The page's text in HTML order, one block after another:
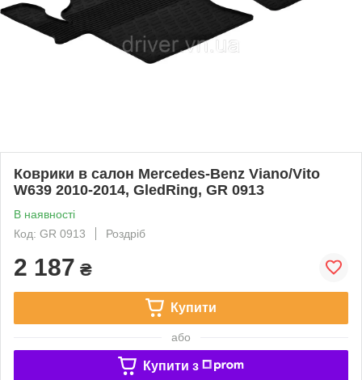
Коврики в салон Mercedes-Benz Viano/Vito
W639 2010-2014, GledRing, GR 0913
В наявності
Код: GR 0913
Роздріб
2 187 ₴
Купити
або
Купити з